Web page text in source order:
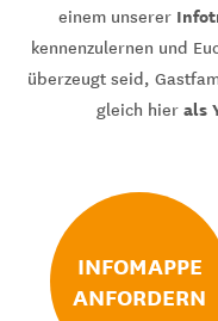
einem unserer
kennenzulernen und
überzeugt seid,
gleich hier als
INFOMAPPE
ANFORDERN